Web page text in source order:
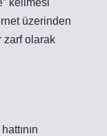
kelimesi
üzerinden
zarf olarak